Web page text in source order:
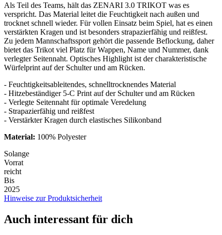
Als Teil des Teams, hält das ZENARI 3.0 TRIKOT was es
verspricht. Das Material leitet die Feuchtigkeit nach außen und
trocknet schnell wieder. Für vollen Einsatz beim Spiel, hat es einen
verstärkten Kragen und ist besonders strapazierfähig und reißfest.
Zu jedem Mannschaftssport gehört die passende Beflockung, daher
bietet das Trikot viel Platz für Wappen, Name und Nummer, dank
verlegter Seitennaht. Optisches Highlight ist der charakteristische
Würfelprint auf der Schulter und am Rücken.
- Feuchtigkeitsableitendes, schnelltrocknendes Material
- Hitzebeständiger 5-C Print auf der Schulter und am Rücken
- Verlegte Seitennaht für optimale Veredelung
- Strapazierfähig und reißfest
- Verstärkter Kragen durch elastisches Silikonband
Material: 100% Polyester
Solange
Vorrat
reicht
Bis
2025
Hinweise zur Produktsicherheit
Auch interessant für dich